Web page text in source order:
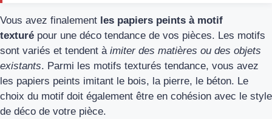
Vous avez finalement les papiers peints à motif
texturé pour une déco tendance de vos pièces. Les motifs
sont variés et tendent à imiter des matières ou des objets
existants. Parmi les motifs texturés tendance, vous avez
les papiers peints imitant le bois, la pierre, le béton. Le
choix du motif doit également être en cohésion avec le style
de déco de votre pièce.